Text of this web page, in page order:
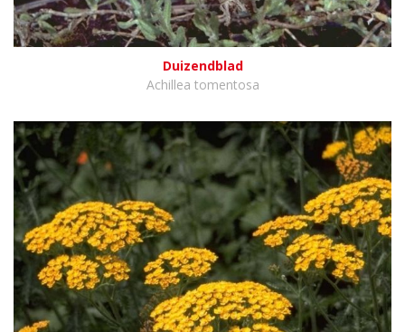
Duizendblad
Achillea tomentosa